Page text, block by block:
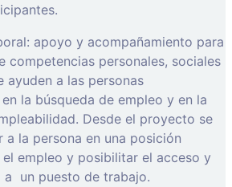
apoyo y acompañamiento para
competencias personales, sociales
ayuden a las personas
la búsqueda de empleo y en la
Desde el proyecto se
a la persona en una posición
empleo y posibilitar el acceso y
a
un puesto de trabajo.